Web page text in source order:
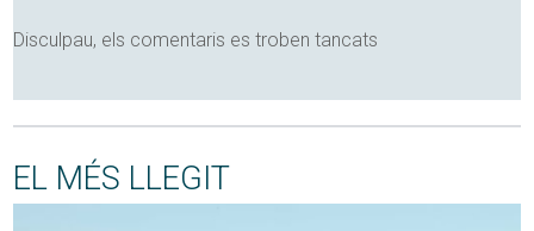
Disculpau, els comentaris es troben tancats
EL MÉS LLEGIT